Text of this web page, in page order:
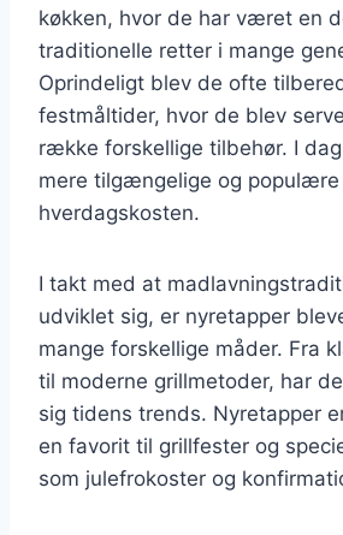
køkken, hvor de har været en
traditionelle retter i mange
Oprindeligt blev de ofte
festmåltider, hvor de blev
række forskellige tilbehør. I
mere tilgængelige og populære
hverdagskosten.
I takt med at
udviklet sig, er nyretapper
mange forskellige måder. Fra
til moderne grillmetoder, har
sig tidens trends. Nyretapper
en favorit til grillfester og
som julefrokoster og